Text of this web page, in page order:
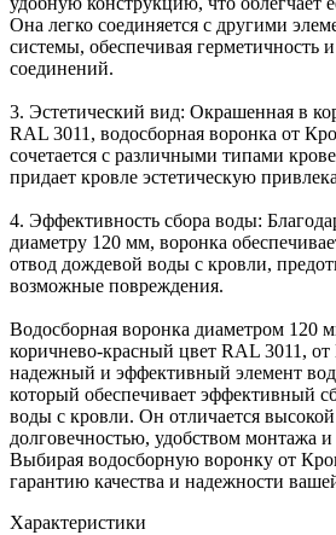
Она легко соединяется с другими
системы, обеспечивая герметичность
соединений.
3. Эстетический вид: Окрашенная в
RAL 3011, водосборная воронка от
сочетается с различными типами
придает кровле эстетическую
4. Эффективность сбора воды:
диаметру 120 мм, воронка
отвод дождевой воды с кровли,
возможные повреждения.
Водосборная воронка диаметром 120
коричнево-красный цвет RAL 3011, от
надежный и эффективный элемент
который обеспечивает эффективный
воды с кровли. Он отличается
долговечностью, удобством монтажа
Выбирая водосборную воронку от
гарантию качества и надежности
Характеристики